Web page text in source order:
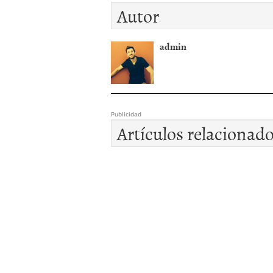
Autor
admin
Publicidad
Artículos